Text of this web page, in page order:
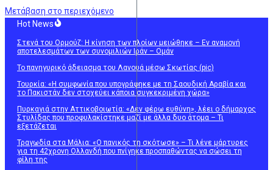
Μετάβαση στο περιεχόμενο
Hot News
Στενά του Ορμούζ: Η κίνηση των πλοίων μειώθηκε – Εν αναμονή
αποτελεσμάτων των συνομιλιών Ιράν – Ομάν
Το πανηγυρικό άδειασμα του Λανουά μέσω Σκωτίας (pic)
Τουρκία: «Η συμφωνία που υπογράφηκε με τη Σαουδική Αραβία και
το Πακιστάν δεν στοχεύει κάποια συγκεκριμένη χώρα»
Πυρκαγιά στην Αττικοβοιωτία: «Δεν φέρω ευθύνη», λέει ο δήμαρχος
Στυλίδας που προφυλακίστηκε μαζί με άλλα δυο άτομα – Τι
εξετάζεται
Τραγωδία στα Μάλια: «Ο πανικός τη σκότωσε» – Τι λένε μάρτυρες
για τη 42χρονη Ολλανδή που πνίγηκε προσπαθώντας να σώσει τη
φίλη της